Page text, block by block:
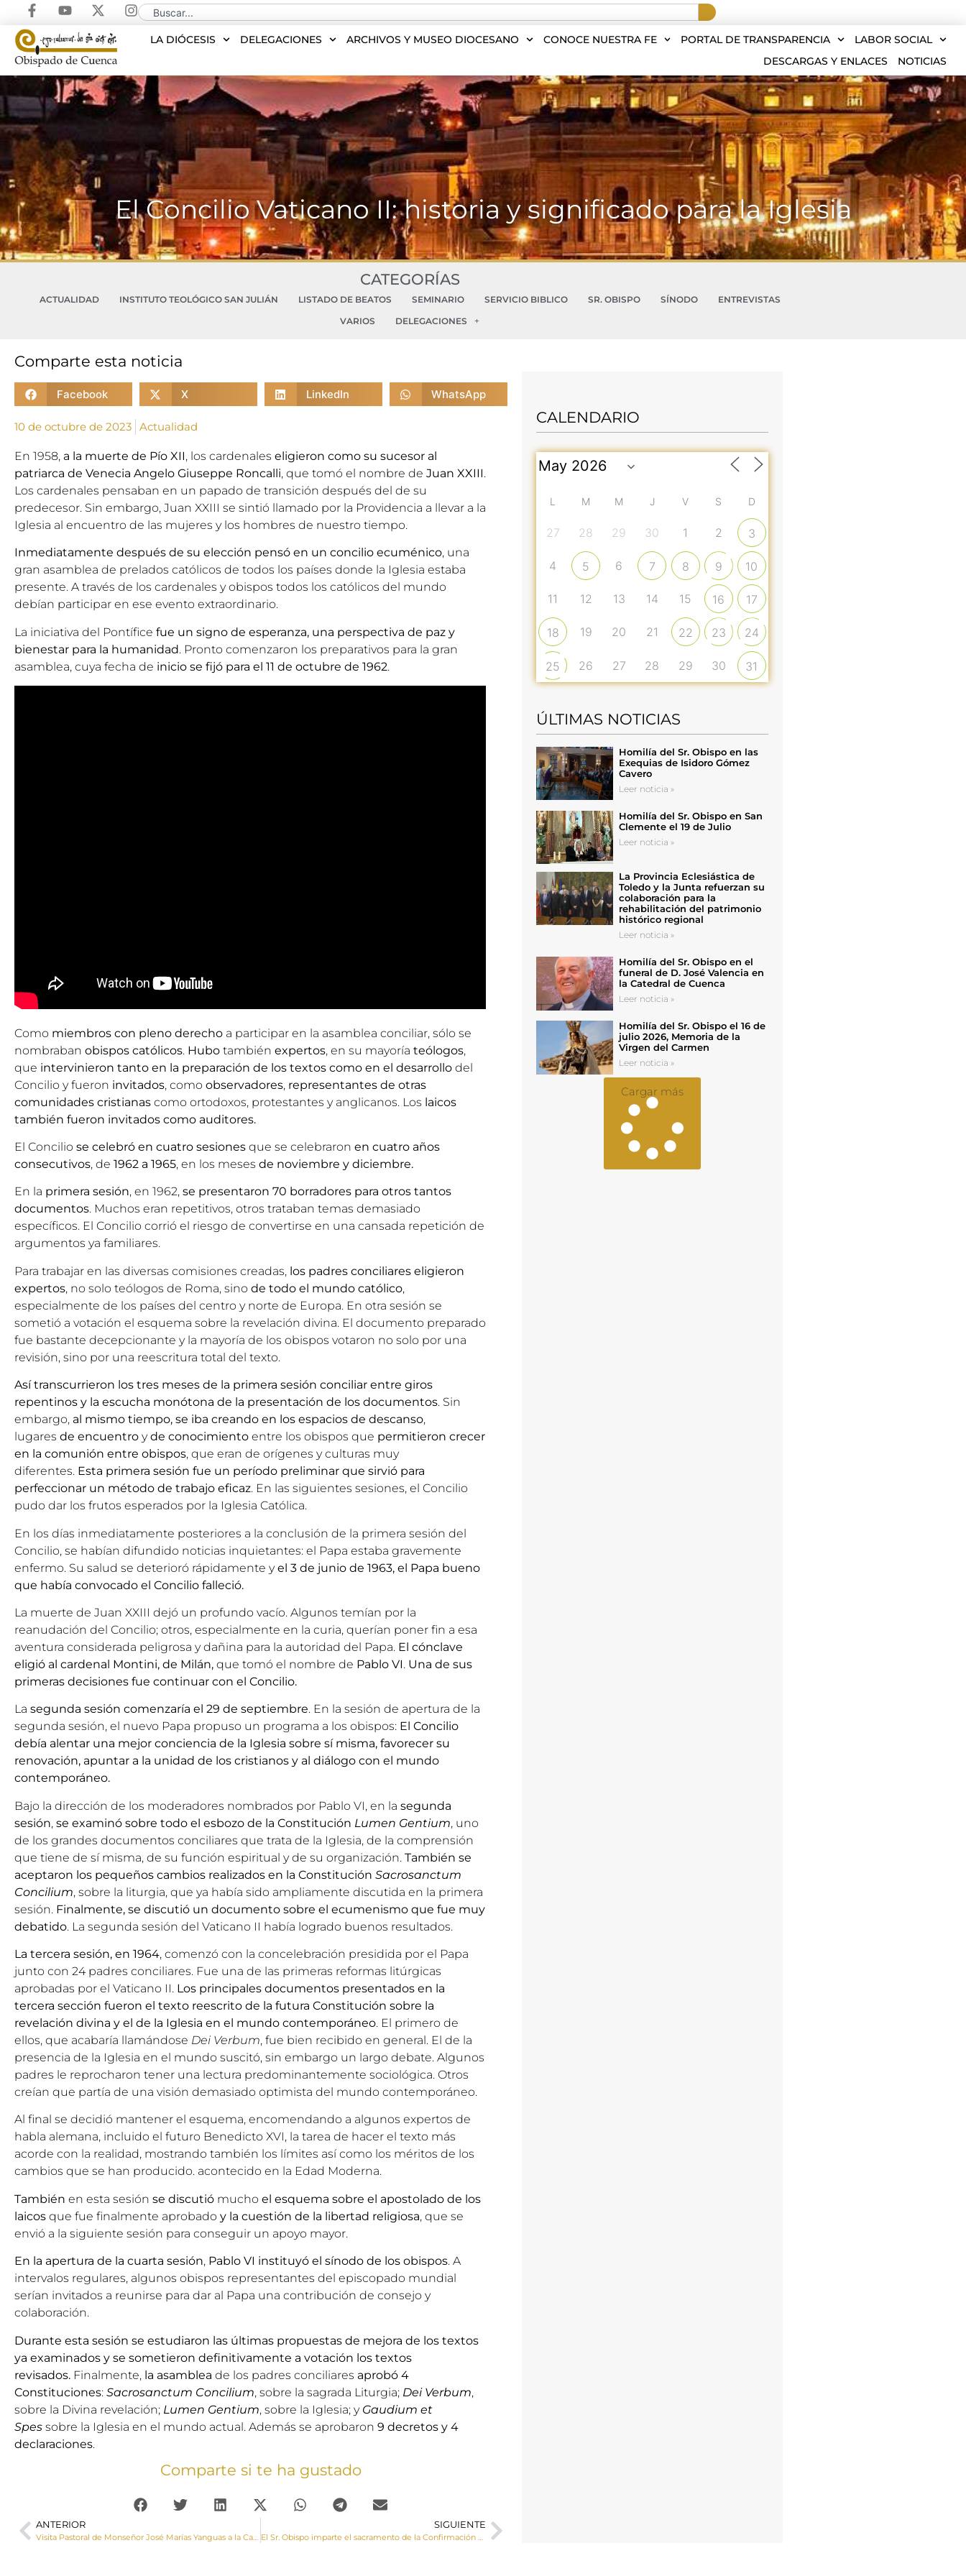
LA DIÓCESIS DELEGACIONES ARCHIVOS Y MUSEO DIOCESANO CONOCE NUESTRA FE PORTAL DE TRANSPARENCIA
LABOR SOCIAL
DESCARGAS Y ENLACES
NOTICIAS
El Concilio Vaticano II: historia y significado para la Iglesia
CATEGORÍAS
ACTUALIDAD INSTITUTO TEOLÓGICO SAN JULIÁN LISTADO DE BEATOS SEMINARIO SERVICIO BIBLICO SR. OBISPO SÍNODO
ENTREVISTAS
VARIOS
DELEGACIONES
Comparte esta noticia
Facebook X LinkedIn WhatsApp
10 de octubre de 2023 Actualidad
En 1958, a la muerte de Pío XII, los cardenales eligieron como su sucesor al
patriarca de Venecia Angelo Giuseppe Roncalli, que tomó el nombre de Juan XXIII.
Los cardenales pensaban en un papado de transición después del de su
predecesor. Sin embargo, Juan XXIII se sintió llamado por la Providencia a llevar a la
Iglesia al encuentro de las mujeres y los hombres de nuestro tiempo.
Inmediatamente después de su elección pensó en un concilio ecuménico, una
gran asamblea de prelados católicos de todos los países donde la Iglesia estaba
presente. A través de los cardenales y obispos todos los católicos del mundo
debían participar en ese evento extraordinario.
La iniciativa del Pontífice fue un signo de esperanza, una perspectiva de paz y
bienestar para la humanidad. Pronto comenzaron los preparativos para la gran
asamblea, cuya fecha de inicio se fijó para el 11 de octubre de 1962.
Como miembros con pleno derecho a participar en la asamblea conciliar, sólo se
nombraban obispos católicos. Hubo también expertos, en su mayoría teólogos,
que intervinieron tanto en la preparación de los textos como en el desarrollo del
Concilio y fueron invitados, como observadores, representantes de otras
comunidades cristianas como ortodoxos, protestantes y anglicanos. Los laicos
también fueron invitados como auditores.
El Concilio se celebró en cuatro sesiones que se celebraron en cuatro años
consecutivos, de 1962 a 1965, en los meses de noviembre y diciembre.
En la primera sesión, en 1962, se presentaron 70 borradores para otros tantos
documentos. Muchos eran repetitivos, otros trataban temas demasiado
específicos. El Concilio corrió el riesgo de convertirse en una cansada repetición de
argumentos ya familiares.
Para trabajar en las diversas comisiones creadas, los padres conciliares eligieron
expertos, no solo teólogos de Roma, sino de todo el mundo católico,
especialmente de los países del centro y norte de Europa. En otra sesión se
sometió a votación el esquema sobre la revelación divina. El documento preparado
fue bastante decepcionante y la mayoría de los obispos votaron no solo por una
revisión, sino por una reescritura total del texto.
Así transcurrieron los tres meses de la primera sesión conciliar entre giros
repentinos y la escucha monótona de la presentación de los documentos. Sin
embargo, al mismo tiempo, se iba creando en los espacios de descanso,
lugares de encuentro yde conocimiento entre los obispos que permitieron crecer
en la comunión entre obispos, que eran de orígenes y culturas muy
diferentes. Esta primera sesión fue un período preliminar que sirvió para
perfeccionar un método de trabajo eficaz. En las siguientes sesiones, el Concilio
pudo dar los frutos esperados por la Iglesia Católica.
En los días inmediatamente posteriores a la conclusión de la primera sesión del
Concilio, se habían difundido noticias inquietantes: el Papa estaba gravemente
enfermo. Su salud se deterioró rápidamente yel 3 de junio de 1963, el Papa bueno
que había convocado el Concilio falleció.
La muerte de Juan XXIII dejó un profundo vacío. Algunos temían por la
reanudación del Concilio; otros, especialmente en la curia, querían poner fin a esa
aventura considerada peligrosa y dañina para la autoridad del Papa. El cónclave
eligió al cardenal Montini, de Milán, que tomó el nombre de Pablo VI. Una de sus
primeras decisiones fue continuar con el Concilio.
La segunda sesión comenzaría el 29 de septiembre. En la sesión de apertura de la
segunda sesión, el nuevo Papa propuso un programa a los obispos: El Concilio
debía alentar una mejor conciencia de la Iglesia sobre sí misma, favorecer su
renovación, apuntar a la unidad de los cristianos y al diálogo con el mundo
contemporáneo.
Bajo la dirección de los moderadores nombrados por Pablo VI, en la segunda
sesión, se examinó sobre todo el esbozo de la Constitución Lumen Gentium, uno
de los grandes documentos conciliares que trata de la Iglesia, de la comprensión
que tiene de sí misma, de su función espiritual y de su organización. También se
aceptaron los pequeños cambios realizados en la Constitución Sacrosanctum
Concilium, sobre la liturgia, que ya había sido ampliamente discutida en la primera
sesión. Finalmente, se discutió un documento sobre el ecumenismo que fue muy
debatido. La segunda sesión del Vaticano II había logrado buenos resultados.
La tercera sesión, en 1964, comenzó con la concelebración presidida por el Papa
junto con 24 padres conciliares. Fue una de las primeras reformas litúrgicas
aprobadas por el Vaticano II. Los principales documentos presentados en la
tercera sección fueron el texto reescrito de la futura Constitución sobre la
revelación divina y el de la Iglesia en el mundo contemporáneo. El primero de
ellos, que acabaría llamándose Dei Verbum, fue bien recibido en general. El de la
presencia de la Iglesia en el mundo suscitó, sin embargo un largo debate. Algunos
padres le reprocharon tener una lectura predominantemente sociológica. Otros
creían que partía de una visión demasiado optimista del mundo contemporáneo.
Al final se decidió mantener el esquema, encomendando a algunos expertos de
habla alemana, incluido el futuro Benedicto XVI, la tarea de hacer el texto más
acorde con la realidad, mostrando también los límites así como los méritos de los
cambios que se han producido. acontecido en la Edad Moderna.
También en esta sesión se discutió mucho el esquema sobre el apostolado de los
laicos que fue finalmente aprobado y la cuestión de la libertad religiosa, que se
envió a la siguiente sesión para conseguir un apoyo mayor.
En la apertura de la cuarta sesión, Pablo VI instituyó el sínodo de los obispos. A
intervalos regulares, algunos obispos representantes del episcopado mundial
serían invitados a reunirse para dar al Papa una contribución de consejo y
colaboración.
Durante esta sesión se estudiaron las últimas propuestas de mejora de los textos
ya examinados y se sometieron definitivamente a votación los textos
revisados. Finalmente, la asamblea de los padres conciliares aprobó 4
Constituciones: Sacrosanctum Concilium, sobre la sagrada Liturgia; Dei Verbum,
sobre la Divina revelación; Lumen Gentium, sobre la Iglesia; y Gaudium et
Spes sobre la Iglesia en el mundo actual. Además se aprobaron 9 decretos y 4
declaraciones.
Comparte si te ha gustado
ANTERIOR
Visita Pastoral de Monseñor José Marías Yanguas a la Catedral de Cuenca
SIGUIENTE
El Sr. Obispo imparte el sacramento de la Confirmación a un grupo de adolescentes de la parroquia de Iniesta
CALENDARIO
L M M J V S D
27 28 29 30 1 2 3
4 5 6 7 8 9 10
11 12 13 14 15 16 17
18 19 20 21 22 23 24
25 26 27 28 29 30 31
ÚLTIMAS NOTICIAS
Homilía del Sr. Obispo en las
Exequias de Isidoro Gómez
Cavero
Leer noticia »
Homilía del Sr. Obispo en San
Clemente el 19 de Julio
Leer noticia »
La Provincia Eclesiástica de
Toledo y la Junta refuerzan su
colaboración para la
rehabilitación del patrimonio
histórico regional
Leer noticia »
Homilía del Sr. Obispo en el
funeral de D. José Valencia en
la Catedral de Cuenca
Leer noticia »
Homilía del Sr. Obispo el 16 de
julio 2026, Memoria de la
Virgen del Carmen
Leer noticia »
Cargar más